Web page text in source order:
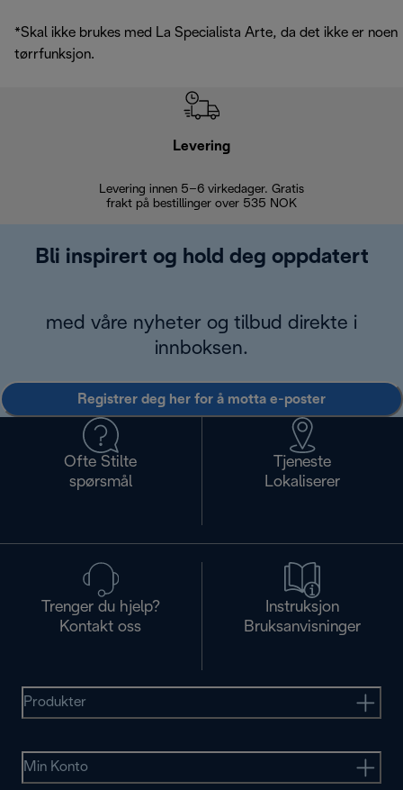
*Skal ikke brukes med La Specialista Arte, da det ikke er noen
tørrfunksjon.
Levering
Levering innen 5–6 virkedager. Gratis
frakt på bestillinger over 535 NOK
Bli inspirert og hold deg oppdatert
med våre nyheter og tilbud direkte i
innboksen.
Registrer deg her for å motta e-poster
Ofte Stilte
spørsmål
Tjeneste
Lokaliserer
Trenger du hjelp?
Kontakt oss
Instruksjon
Bruksanvisninger
Produkter
Min Konto